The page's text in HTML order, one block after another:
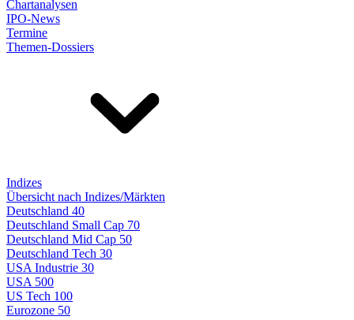
Chartanalysen
IPO-News
Termine
Themen-Dossiers
Indizes
Übersicht nach Indizes/Märkten
Deutschland 40
Deutschland Small Cap 70
Deutschland Mid Cap 50
Deutschland Tech 30
USA Industrie 30
USA 500
US Tech 100
Eurozone 50